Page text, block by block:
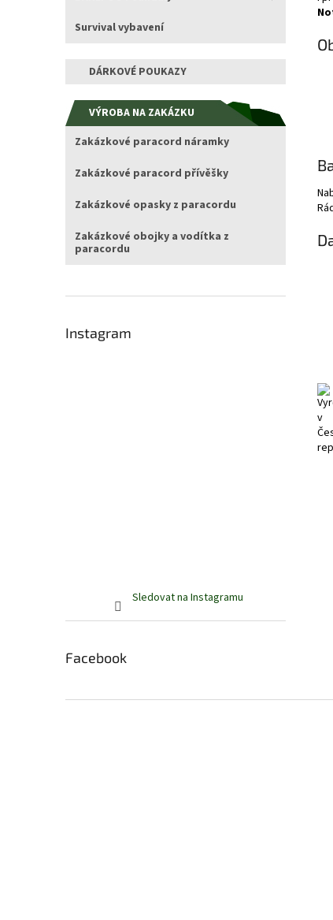
Survival vybavení
DÁRKOVÉ POUKAZY
VÝROBA NA ZAKÁZKU
Zakázkové paracord náramky
Zakázkové paracord přívěšky
Zakázkové opasky z paracordu
Zakázkové obojky a vodítka z
paracordu
Instagram
Sledovat na Instagramu
Facebook